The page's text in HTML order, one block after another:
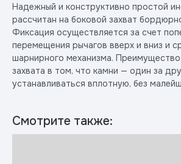
Надежный и конструктивно простой
рассчитан на боковой захват
Фиксация осуществляется за счет
перемещения рычагов вверх и вниз и
шарнирного механизма. Преимущество
захвата в том, что камни — один за
устанавливаться вплотную, без
Смотрите также: